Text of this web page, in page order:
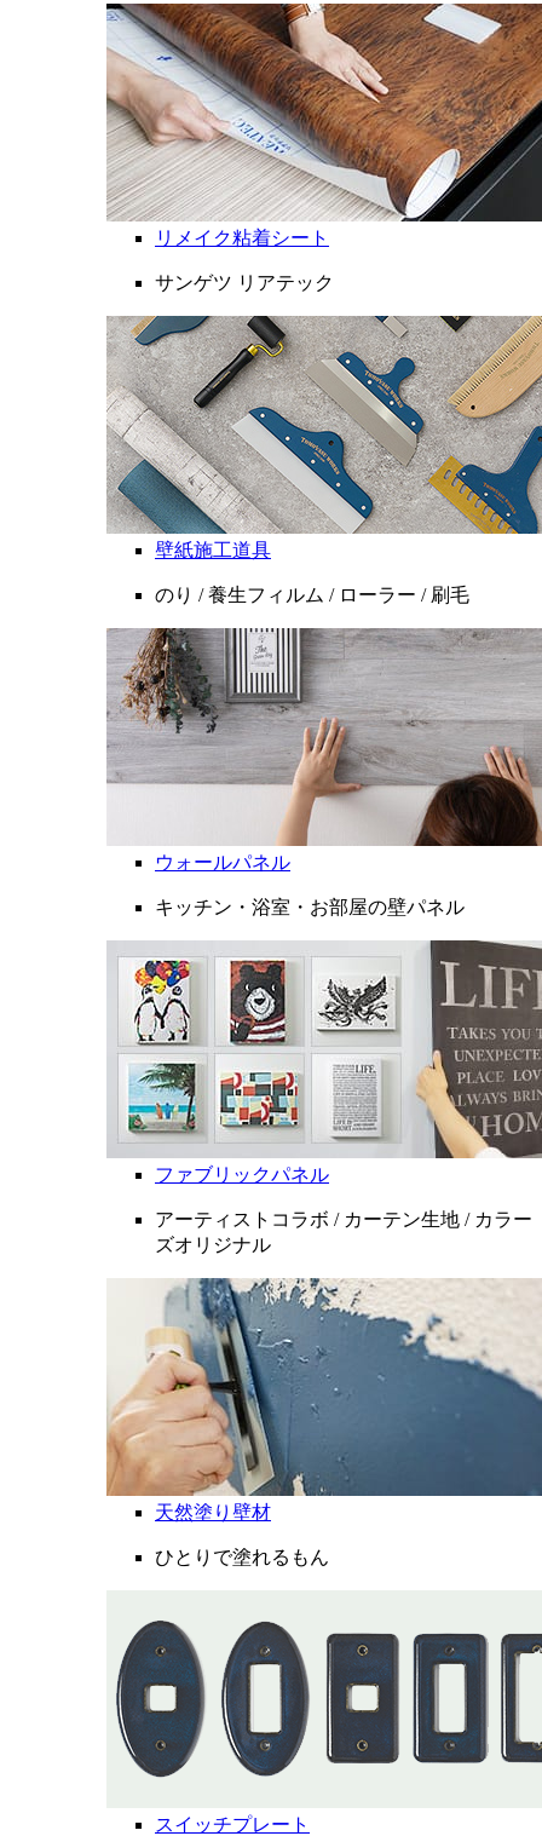
リメイク粘着シート
サンゲツ リアテック
壁紙施工道具
のり / 養生フィルム / ローラー / 刷毛
ウォールパネル
キッチン・浴室・お部屋の壁パネル
ファブリックパネル
アーティストコラボ / カーテン生地 / カラー
ズオリジナル
天然塗り壁材
ひとりで塗れるもん
スイッチプレート